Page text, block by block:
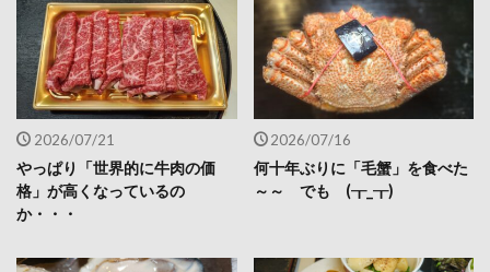
2026/07/21
やっぱり「世界的に牛肉の価
格」が高くなっているの
か・・・
2026/07/16
何十年ぶりに「毛蟹」を食べた
～～ でも (┰_┰)